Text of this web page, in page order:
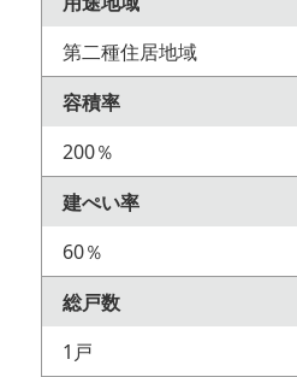
第二種住居地域
容積率
200％
建ぺい率
60％
総戸数
1戸